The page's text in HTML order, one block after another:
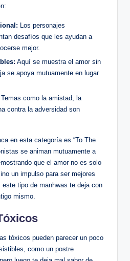
Los personajes
desafíos que les ayudan a
mejor.
Aquí se muestra el amor sin
se apoya mutuamente en lugar
Temas como la amistad, la
contra la adversidad son
en esta categoría es⁤ “To The
se animan mutuamente a
​que ⁣el ⁣amor no‌ es solo‍
un impulso para ser mejores
tipo de manhwas te deja ⁣con
mismo.
tóxicos ​pueden ​parecer⁤ un poco
como un postre